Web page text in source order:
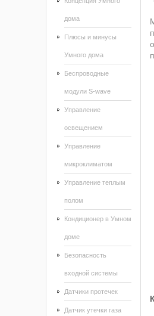
дома
Плюсы и минусы
Умного дома
Беспроводные
модули S-wave
Управление
освещением
Управление
микроклиматом
Управление теплым
полом
Кондиционер в Умном
доме
Безопасность
входной системы
Датчики протечек
Датчик утечки газа